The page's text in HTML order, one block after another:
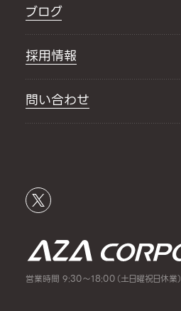
ブログ
採用情報
問い合わせ
営業時間 9:30～18:00（土日曜祝日休業）